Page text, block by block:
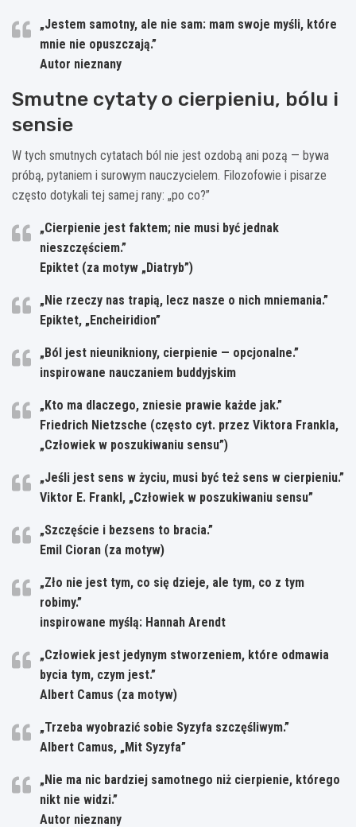
„Jestem samotny, ale nie sam: mam swoje myśli, które
mnie nie opuszczają.”
Autor nieznany
Smutne cytaty o cierpieniu, bólu i
sensie
W tych smutnych cytatach ból nie jest ozdobą ani pozą — bywa
próbą, pytaniem i surowym nauczycielem. Filozofowie i pisarze
często dotykali tej samej rany: „po co?”
„Cierpienie jest faktem; nie musi być jednak
nieszczęściem.”
Epiktet (za motyw „Diatryb”)
„Nie rzeczy nas trapią, lecz nasze o nich mniemania.”
Epiktet, „Encheiridion”
„Ból jest nieunikniony, cierpienie — opcjonalne.”
inspirowane nauczaniem buddyjskim
„Kto ma dlaczego, zniesie prawie każde jak.”
Friedrich Nietzsche (często cyt. przez Viktora Frankla,
„Człowiek w poszukiwaniu sensu”)
„Jeśli jest sens w życiu, musi być też sens w cierpieniu.”
Viktor E. Frankl, „Człowiek w poszukiwaniu sensu”
„Szczęście i bezsens to bracia.”
Emil Cioran (za motyw)
„Zło nie jest tym, co się dzieje, ale tym, co z tym
robimy.”
inspirowane myślą: Hannah Arendt
„Człowiek jest jedynym stworzeniem, które odmawia
bycia tym, czym jest.”
Albert Camus (za motyw)
„Trzeba wyobrazić sobie Syzyfa szczęśliwym.”
Albert Camus, „Mit Syzyfa”
„Nie ma nic bardziej samotnego niż cierpienie, którego
nikt nie widzi.”
Autor nieznany